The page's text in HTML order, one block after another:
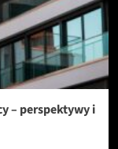
– perspektywy i